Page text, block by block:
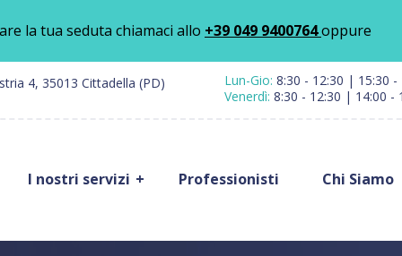
4, 35013 Cittadella (PD) Lun-Gio: 8:30 - 12:30 | 15:30 -
Venerdì: 8:30 - 12:30 | 14:00 -
I nostri servizi
Gomito
Professionisti Chi Siamo
la tua seduta chiamaci allo +39 049 9400764oppure